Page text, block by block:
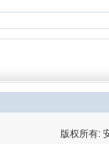
版权所有: